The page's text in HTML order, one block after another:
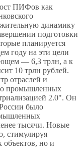
ПИФов как
динамику
подготовки
планируется
году на эти цели
— 6,3 трлн, а к
10 трлн рублей.
отраслей и
промышленных
2.0". Он
было
тысячи. Новые
стимулируя
объектов, но и